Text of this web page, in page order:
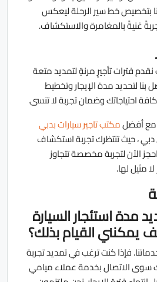
بتخصيص خط سير الرحلة ليعكس
غنيةً بالمغامرة والاستكشاف.
نقدم فترات تأجيرٍ مرنةٍ لتمديد متعة
لتحديد مدة الإيجار وتخطيط
احتياجاتك وضمان تجربة لا تنسى.
أفضلمكتب تاجير سيارات بدبي
دبي ، حيث تنتظرك تجربة استكشاف
الآن لتجربة مخصصة تتجاوز
مثيل لها.
مدة استئجار السيارة
يمكنني القيام بذلك؟
فإذا كنت ترغب في تمديد تجربة
سوى الاتصال بخدمة عملاء ميامي